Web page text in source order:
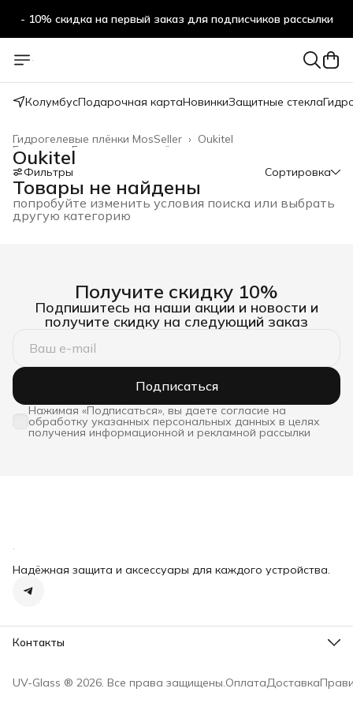
- 10% скидка на первый заказ для подписчиков рассылки
КолумбусПодарочная картаНовинкиЗащитные стекла
Oukitel
Гидрогелевые плёнки MosSeller ›
Гидрогелевые плёнки
Главная
Oukitel
Фильтры Сортировка
Товары не найдены
попробуйте изменить условия поиска или выбрать
другую категорию
Получите скидку 10%
Подпишитесь на наши акции и новости и
получите скидку на следующий заказ
Подписаться
Нажимая «Подписаться», вы даете согласие на
обработку указанных персональных данных в целях
получения информационной и рекламной рассылки
Надёжная защита и аксессуары для каждого устройства.
Контакты
Телефон
UV-Glass ® 2026. Все права защищены.ОплатаДоставка